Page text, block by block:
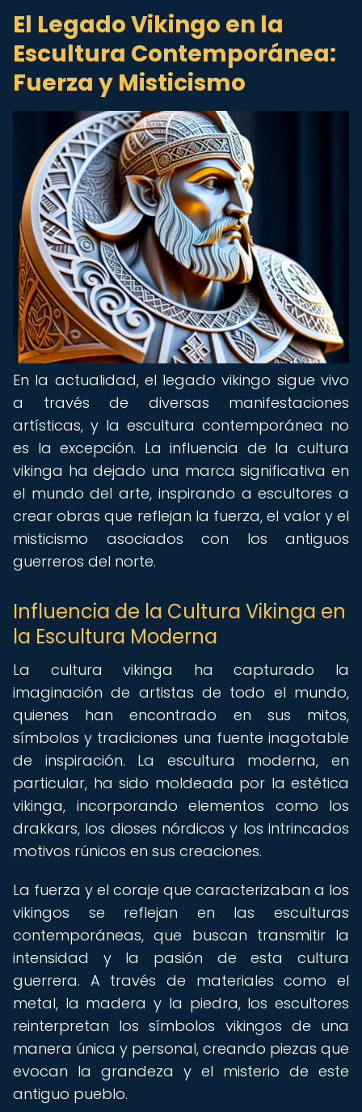
El Legado Vikingo en la
Escultura Contemporánea:
Fuerza y Misticismo
En la actualidad, el legado vikingo sigue vivo
a través de diversas manifestaciones
artísticas, y la escultura contemporánea no
es la excepción. La influencia de la cultura
vikinga ha dejado una marca significativa en
el mundo del arte, inspirando a escultores a
crear obras que reflejan la fuerza, el valor y el
misticismo asociados con los antiguos
guerreros del norte.
Influencia de la Cultura Vikinga en
la Escultura Moderna
La cultura vikinga ha capturado la
imaginación de artistas de todo el mundo,
quienes han encontrado en sus mitos,
símbolos y tradiciones una fuente inagotable
de inspiración. La escultura moderna, en
particular, ha sido moldeada por la estética
vikinga, incorporando elementos como los
drakkars, los dioses nórdicos y los intrincados
motivos rúnicos en sus creaciones.
La fuerza y el coraje que caracterizaban a los
vikingos se reflejan en las esculturas
contemporáneas, que buscan transmitir la
intensidad y la pasión de esta cultura
guerrera. A través de materiales como el
metal, la madera y la piedra, los escultores
reinterpretan los símbolos vikingos de una
manera única y personal, creando piezas que
evocan la grandeza y el misterio de este
antiguo pueblo.